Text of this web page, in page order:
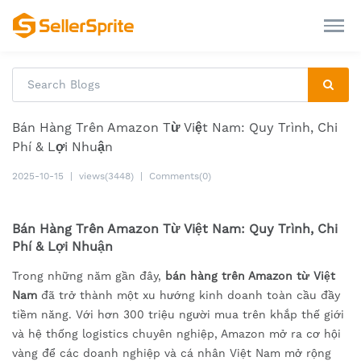
Bán Hàng Trên Amazon Từ Việt Nam: Quy Trình, Chi
Phí & Lợi Nhuận
2025-10-15 views(3448) Comments(0)
Bán Hàng Trên Amazon Từ Việt Nam: Quy Trình, Chi
Phí & Lợi Nhuận
Trong những năm gần đây, bán hàng trên Amazon từ Việt
Nam đã trở thành một xu hướng kinh doanh toàn cầu đầy
tiềm năng. Với hơn 300 triệu người mua trên khắp thế giới
và hệ thống logistics chuyên nghiệp, Amazon mở ra cơ hội
vàng để các doanh nghiệp và cá nhân Việt Nam mở rộng